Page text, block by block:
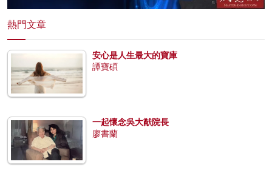
熱門文章
安心是人生最大的寶庫
譚寶碩
一起懷念吳大猷院長
廖書蘭